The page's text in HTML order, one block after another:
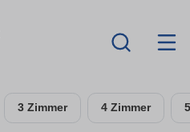
3 Zimmer 4 Zimmer